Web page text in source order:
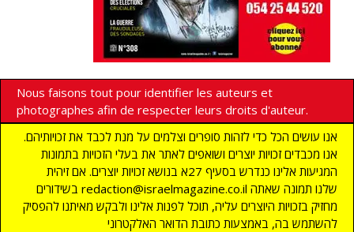
Nous faisons tout pour identifier les auteurs et
photographes afin de respecter leurs droits d'auteur.
אנו עושים הכל כדי לזהות סופרים וצלמים על מנת לכבד את זכויותיהם.
אנו מכבדים זכויות יוצרים ושואפים לאתר את בעלי הזכויות בתמונות
המגיעות אלינו כנדרש בסעיף 27א בנושא זכויות יוצרים. אם זיהית
בשידורים redaction@israelmagazine.co.il שלנו תמונה שאתה
מחזיק בזכויות היוצרים עליה, תוכל לפנות אלינו ולבקש מאיתנו להפסיק
להשתמש בה, באמצעות כתובת הדואר האלקטרוני